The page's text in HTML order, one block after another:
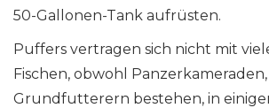
50-Gallonen-Tank aufrüsten.
Puffers vertragen sich nicht mit
Fischen, obwohl
Grundfutterern bestehen, in